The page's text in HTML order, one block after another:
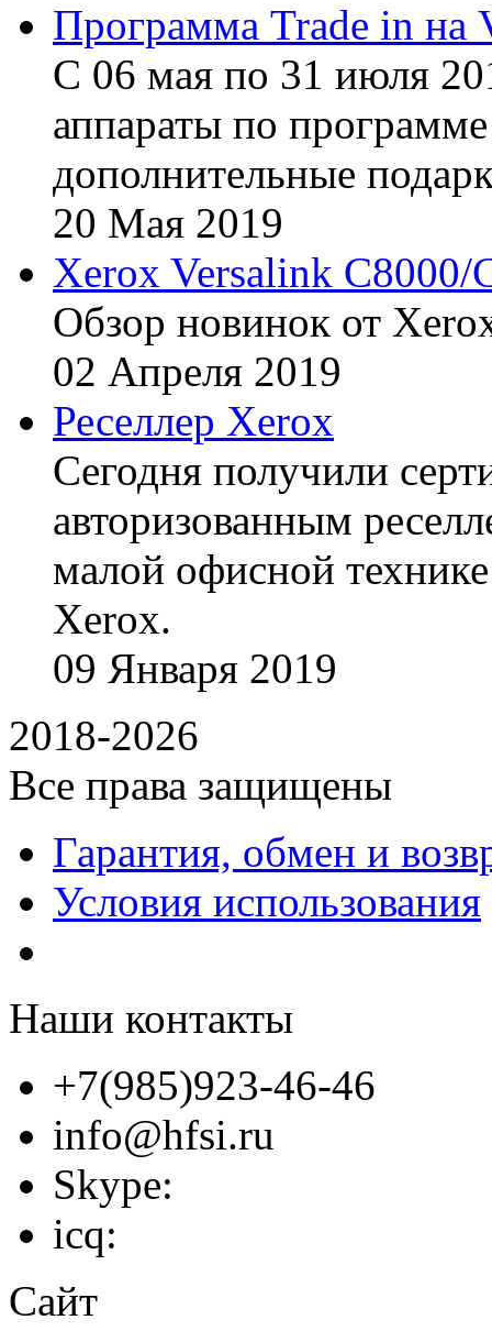
Программа Trade in на
С 06 мая по 31 июля
аппараты по
дополнительные
20 Мая 2019
Xerox Versalink C8000/
Обзор новинок от
02 Апреля 2019
Реселлер Xerox
Сегодня получили
авторизованным
малой офисной
Xerox.
09 Января 2019
2018-2026
Все права защищены
Гарантия, обмен и
Условия использования
Наши контакты
+7(985)923-46-46
info@hfsi.ru
Skype:
icq:
Сайт